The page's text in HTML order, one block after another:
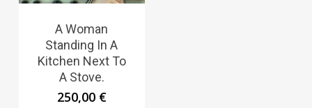
A Woman
Standing In A
Kitchen Next To
A Stove.
250,00 €